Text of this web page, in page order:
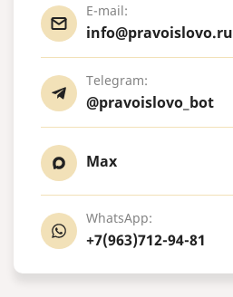
E-mail:
info@pravoislovo.ru
Telegram:
@pravoislovo_bot
Max
WhatsApp:
+7(963)712-94-81